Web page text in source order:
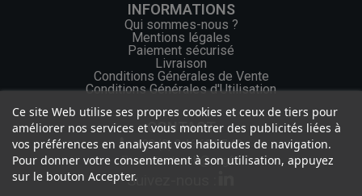
INFORMATIONS
Qui sommes-nous ?
Mentions légales
Paiement sécurisé
Livraison
Conditions Générales de Vente
Conditions Générales d'Utilisation
CONTACT
+33 (0) 2 46 65 57 43
contact.web@ocgf.fr
Suivez-nous :
Ce site Web utilise ses propres cookies et ceux de tiers pour
améliorer nos services et vous montrer des publicités liées à
vos préférences en analysant vos habitudes de navigation.
Pour donner votre consentement à son utilisation, appuyez
sur le bouton Accepter.